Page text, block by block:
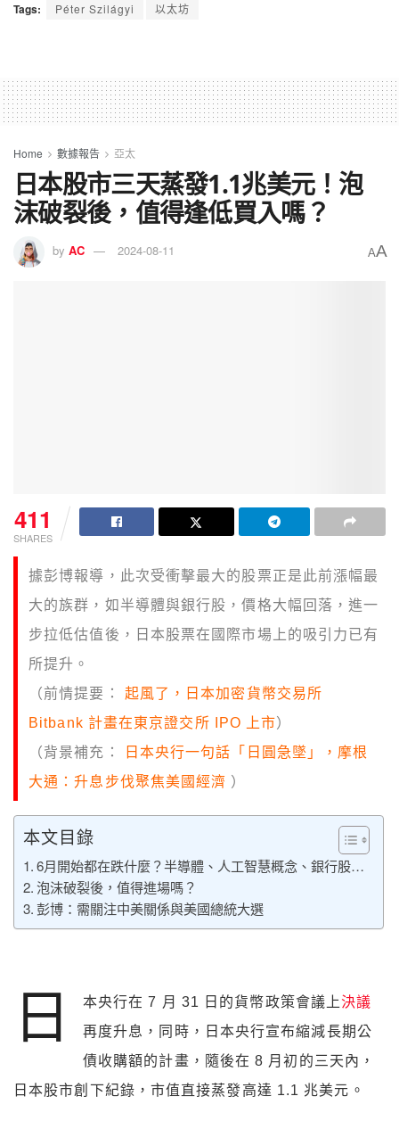
Tags: Péter Szilágyi 以太坊
Home 數據報告 亞太
日本股市三天蒸發1.1兆美元！泡
沫破裂後，值得逢低買入嗎？
by AC 2024-08-11 AA
411
SHARES
據彭博報導，此次受衝擊最大的股票正是此前漲幅最
大的族群，如半導體與銀行股，價格大幅回落，進一
步拉低估值後，日本股票在國際市場上的吸引力已有
所提升。
（前情提要：
起風了，日本加密貨幣交易所
Bitbank 計畫在東京證交所 IPO 上市）
（背景補充：
日本央行一句話「日圓急墜」，摩根
大通：升息步伐聚焦美國經濟 ）
本文目錄
6月開始都在跌什麼？半導體、人工智慧概念、銀行股…
泡沫破裂後，值得進場嗎？
彭博：需關注中美關係與美國總統大選
日 本央行在 7 月 31 日的貨幣政策會議上 決議
再度升息，同時，日本央行宣布縮減長期公
債收購額的計畫，隨後在 8 月初的三天內，
日本股市創下紀錄，市值直接蒸發高達 1.1 兆美元。